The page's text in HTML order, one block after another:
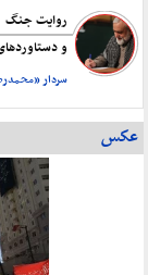
روایت جنگ
و
سردار
عکس